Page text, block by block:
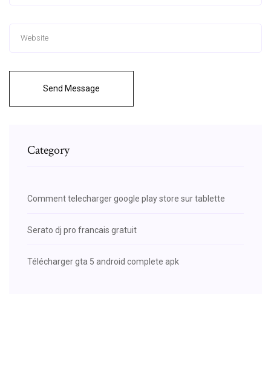
Send Message
Category
Comment telecharger google play store sur tablette
Serato dj pro francais gratuit
Télécharger gta 5 android complete apk